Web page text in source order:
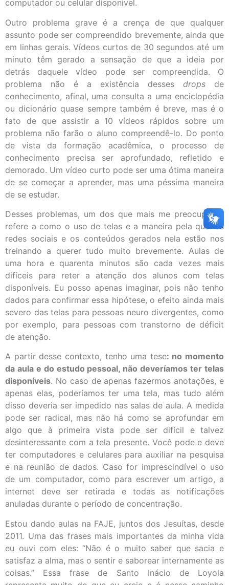
computador ou celular disponível.
Outro problema grave é a crença de que qualquer
assunto pode ser compreendido brevemente, ainda que
em linhas gerais. Vídeos curtos de 30 segundos até um
minuto têm gerado a sensação de que a ideia por
detrás daquele vídeo pode ser compreendida. O
problema não é a existência desses drops de
conhecimento, afinal, uma consulta a uma enciclopédia
ou dicionário quase sempre também é breve, mas é o
fato de que assistir a 10 vídeos rápidos sobre um
problema não farão o aluno compreendê-lo. Do ponto
de vista da formação acadêmica, o processo de
conhecimento precisa ser aprofundado, refletido e
demorado. Um vídeo curto pode ser uma ótima maneira
de se começar a aprender, mas uma péssima maneira
de se estudar.
Desses problemas, um dos que mais me preocupa se
refere a como o uso de telas e a maneira pela qual as
redes sociais e os conteúdos gerados nela estão nos
treinando a querer tudo muito brevemente. Aulas de
uma hora e quarenta minutos são cada vezes mais
difíceis para reter a atenção dos alunos com telas
disponíveis. Eu posso apenas imaginar, pois não tenho
dados para confirmar essa hipótese, o efeito ainda mais
severo das telas para pessoas neuro divergentes, como
por exemplo, para pessoas com transtorno de déficit
de atenção.
A partir desse contexto, tenho uma tese: no momento
da aula e do estudo pessoal, não deveríamos ter telas
disponíveis. No caso de apenas fazermos anotações, e
apenas elas, poderíamos ter uma tela, mas tudo além
disso deveria ser impedido nas salas de aula. A medida
pode ser radical, mas não há como se aprofundar em
algo que à primeira vista pode ser difícil e talvez
desinteressante com a tela presente. Você pode e deve
ter computadores e celulares para auxiliar na pesquisa
e na reunião de dados. Caso for imprescindível o uso
de um computador, como para escrever um artigo, a
internet deve ser retirada e todas as notificações
anuladas durante o período de concentração.
Estou dando aulas na FAJE, juntos dos Jesuítas, desde
2011. Uma das frases mais importantes da minha vida
eu ouvi com eles: “Não é o muito saber que sacia e
satisfaz a alma, mas o sentir e saborear internamente as
coisas.” Essa frase de Santo Inácio de Loyola